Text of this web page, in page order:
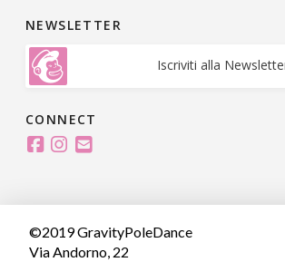
NEWSLETTER
Iscriviti alla
CONNECT
©2019 GravityPoleDance
Via Andorno, 22